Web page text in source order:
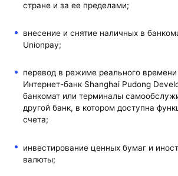
стране и за ее пределами;
внесение и снятие наличных в
Unionpay;
перевод в режиме реального времени
Интернет-банк Shanghai Pudong
банкомат или терминалы
другой банк, в котором доступна
счета;
инвестирование ценных бумаг и
валюты;